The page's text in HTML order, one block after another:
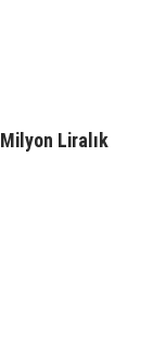
Liralık